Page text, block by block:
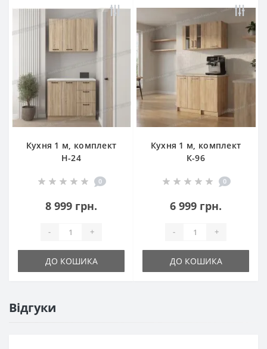
Кухня 1 м, комплект
Н-24
0
8 999 грн.
- +
ДО КОШИКА
Кухня 1 м, комплект
К-96
0
6 999 грн.
- +
ДО КОШИКА
Відгуки